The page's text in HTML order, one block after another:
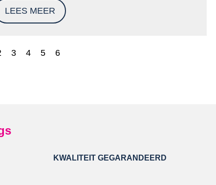
LEES MEER
3 4 5 6
KWALITEIT GEGARANDEERD